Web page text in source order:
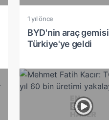
1 yıl önce
BYD'nin araç gemisi
Türkiye'ye geldi